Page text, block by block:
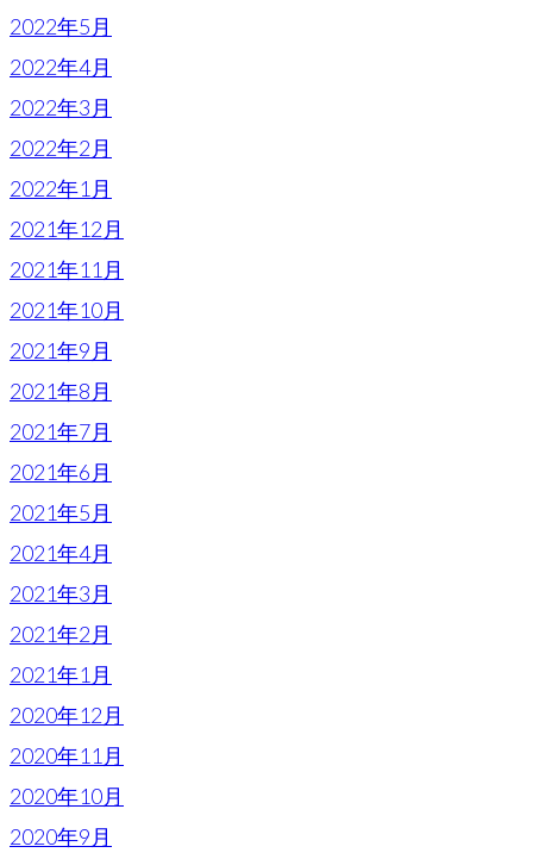
2022年5月
2022年4月
2022年3月
2022年2月
2022年1月
2021年12月
2021年11月
2021年10月
2021年9月
2021年8月
2021年7月
2021年6月
2021年5月
2021年4月
2021年3月
2021年2月
2021年1月
2020年12月
2020年11月
2020年10月
2020年9月